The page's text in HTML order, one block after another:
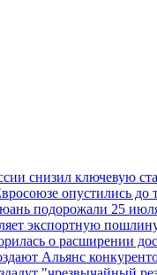
снизил ключевую
опустились до
подорожали 25
экспортную
о расширении
Альянс